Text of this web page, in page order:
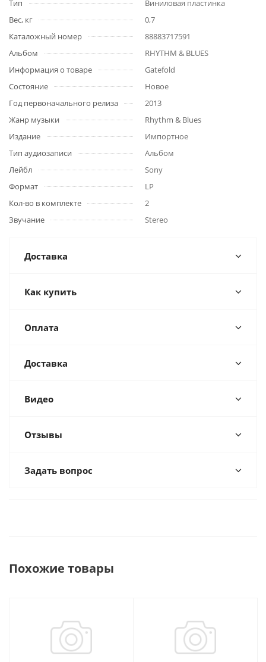
Тип
Виниловая пластинка
Вес, кг
0,7
Каталожный номер
88883717591
Альбом
RHYTHM & BLUES
Информация о товаре
Gatefold
Состояние
Новое
Год первоначального релиза
2013
Жанр музыки
Rhythm & Blues
Издание
Импортное
Тип аудиозаписи
Альбом
Лейбл
Sony
Формат
LP
Кол-во в комплекте
2
Звучание
Stereo
Доставка
Как купить
Оплата
Доставка
Видео
Отзывы
Задать вопрос
Похожие товары